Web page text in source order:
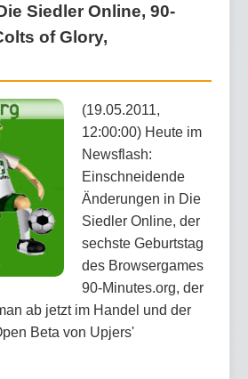
Siedler Online, 90-
of Glory,
(19.05.2011,
12:00:00) Heute im
Newsflash:
Einschneidende
Änderungen in Die
Siedler Online, der
sechste Geburtstag
des Browsergames
90-Minutes.org, der
ab jetzt im Handel und der
Beta von Upjers'